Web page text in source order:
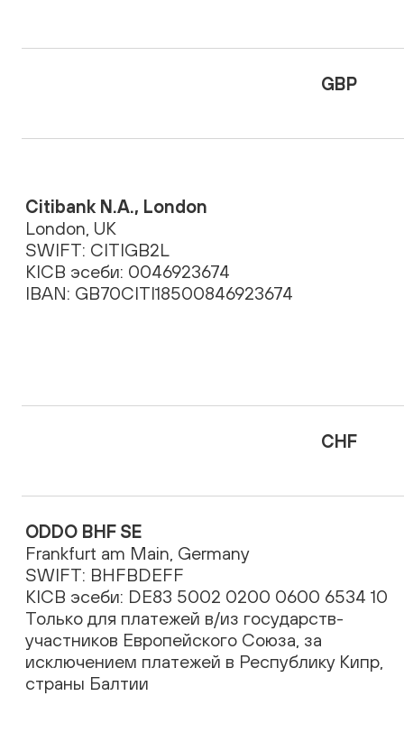
GBP
Citibank N.A., London
London, UK
SWIFT: CITIGB2L
KICB эсеби: 0046923674
IBAN: GB70CITI18500846923674
CHF
ODDO BHF SE
Frankfurt am Main, Germany
SWIFT: BHFBDEFF
KICB эсеби: DE83 5002 0200 0600 6534 10
Только для платежей в/из государств-
участников Европейского Союза, за
исключением платежей в Республику Кипр,
страны Балтии